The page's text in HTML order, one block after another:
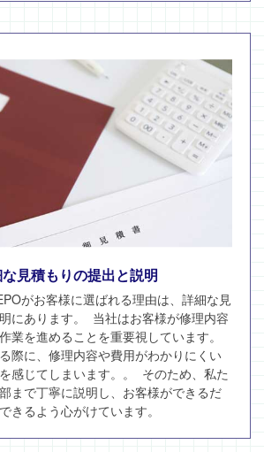
見積もりの提出と説明
がお客様に選ばれる理由は、詳細な見
にあります。 当社はお客様が修理内容
業を進めることを重要視しています。
際に、修理内容や費用がわかりにくい
感じてしまいます。。 そのため、私た
まで丁寧に説明し、お客様ができるだ
きるよう心がけています。